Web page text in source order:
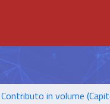
in volume